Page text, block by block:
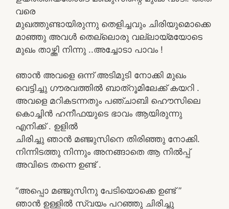
വരെ
മുഖത്തുണ്ടായിരുന്നു തെളിച്ചവും ചിരിയുമൊക്കെ
മാഞ്ഞു അവൾ തെല്ലൊരു വല്ലായ്മയോടെ
മുഖം താഴ്ത്തി നിന്നു ..അച്ചോടാ പാവം !
ഞാൻ അവളെ ഒന്ന് അടിമുടി നോക്കി മുഖം
വെട്ടിച്ചു ഗൗരവത്തിൽ ബാത്റൂമിലേക്ക് കയറി .
അവളെ മറികടന്നതും പഞ്ചാബി ഹൌസിലെ
കൊച്ചിൻ ഹനീഫയുടെ ഭാവം ആയിരുന്നു
എനിക്ക് . ഉളിൽ
ചിരിച്ചു ഞാൻ മഞ്ജുസിനെ തിരിഞ്ഞു നോക്കി.
നിന്നിടത്തു നിന്നും അനങ്ങാതെ ആ നിൽപ്പ്
അവിടെ തന്നെ ഉണ്ട് .
“അപ്പൊ മഞ്ജുസിനു പേടിയൊക്കെ ഉണ്ട് ”
ഞാൻ ഉള്ളിൽ സ്വയം പറഞ്ഞു ചിരിച്ചു